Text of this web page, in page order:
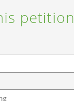
petition